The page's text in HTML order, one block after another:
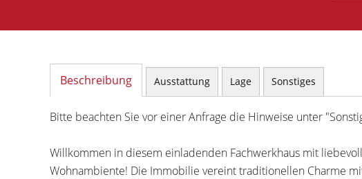
Beschreibung Ausstattung Lage Sonstiges
Bitte beachten Sie vor einer Anfrage die Hinweise unter
Willkommen in diesem einladenden Fachwerkhaus mit
Wohnambiente! Die Immobilie vereint traditionellen Charme